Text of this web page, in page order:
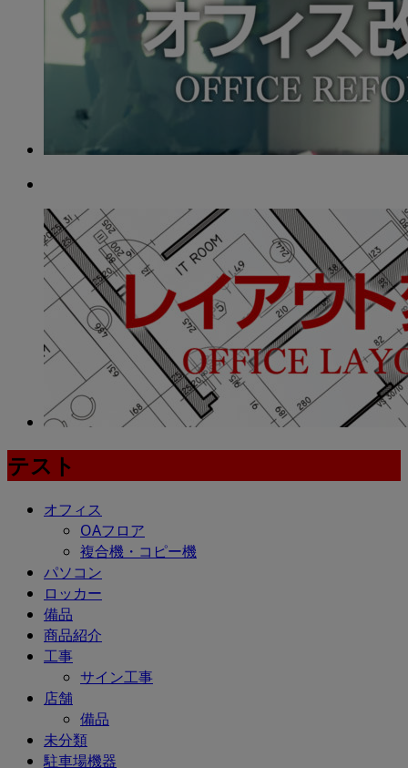
テスト
オフィス
OAフロア
複合機・コピー機
パソコン
ロッカー
備品
商品紹介
工事
サイン工事
店舗
備品
未分類
駐車場機器